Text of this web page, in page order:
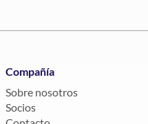
Compañía
Sobre nosotros
Socios